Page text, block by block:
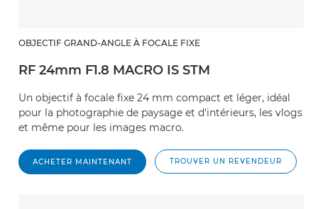
OBJECTIF GRAND-ANGLE À FOCALE FIXE
RF 24mm F1.8 MACRO IS STM
Un objectif à focale fixe 24 mm compact et léger, idéal
pour la photographie de paysage et d'intérieurs, les vlogs
et même pour les images macro.
ACHETER MAINTENANT TROUVER UN REVENDEUR